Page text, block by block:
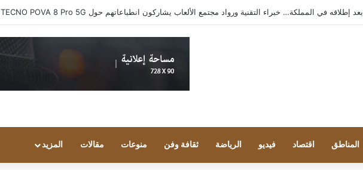
بعد إطلاقه في المملكة… خبراء التقنية ورواد مجتمع الألعاب يشاركون انطباعاتهم حول TECNO POVA 8 Pro 5G
المناطق اقتصاد فيديو الرياضة ثقافة وفن منوعات مقالات المزيد